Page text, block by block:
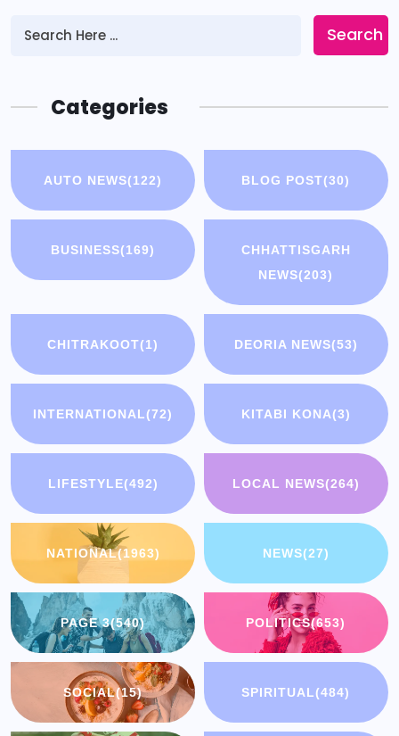
Search
Categories
AUTO NEWS(122) BLOG POST(30)
BUSINESS(169)
CHHATTISGARH
NEWS(203)
CHITRAKOOT(1) DEORIA NEWS(53)
INTERNATIONAL(72) KITABI KONA(3)
LIFESTYLE(492) LOCAL NEWS(264)
NATIONAL(1963) NEWS(27)
PAGE 3(540) POLITICS(653)
SOCIAL(15) SPIRITUAL(484)